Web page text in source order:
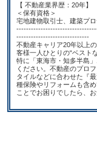
【 不動産業界歴：20年】
＜保有資格＞
宅地建物取引士、建築プ
------------------------------
不動産キャリア20年以上
客様一人ひとりの“ベスト
特に「東海市・知多半島
ください。不動産のプロ
タイルなどに合わせた『
種保険やリフォームも含
ことでお困りでしたら、